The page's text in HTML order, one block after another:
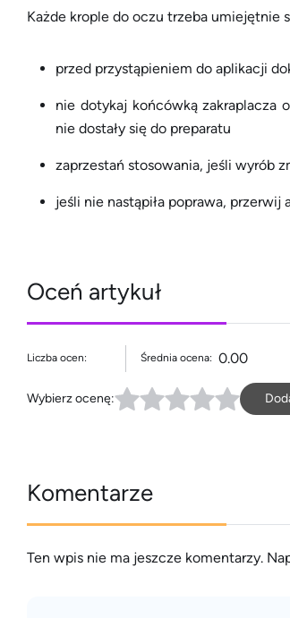
Każde krople do oczu trzeba umiejętnie
przed przystąpieniem do aplikacji
nie dotykaj końcówką zakraplacza
nie dostały się do preparatu
zaprzestań stosowania, jeśli wyrób
jeśli nie nastąpiła poprawa,
Oceń artykuł
Liczba ocen: Średnia ocena: 0.00
Wybierz ocenę:
Komentarze
Ten wpis nie ma jeszcze komentarzy.